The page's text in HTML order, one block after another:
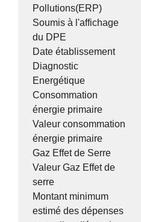
Pollutions(ERP)
Soumis à l'affichage
du DPE
Date établissement
Diagnostic
Energétique
Consommation
énergie primaire
Valeur consommation
énergie primaire
Gaz Effet de Serre
Valeur Gaz Effet de
serre
Montant minimum
estimé des dépenses